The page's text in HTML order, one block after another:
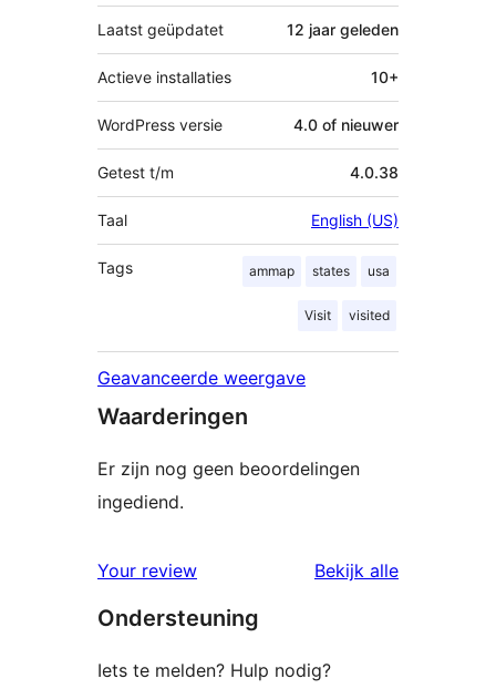
Laatst geüpdatet 12 jaar geleden
Actieve installaties 10+
WordPress versie 4.0 of nieuwer
Getest t/m 4.0.38
Taal English (US)
Tags ammap states usa
Visit visited
Geavanceerde weergave
Waarderingen
Er zijn nog geen beoordelingen
ingediend.
Your review Bekijk alle
Ondersteuning
Iets te melden? Hulp nodig?